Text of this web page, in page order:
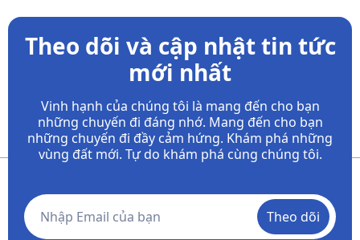
Theo dõi và cập nhật tin tức
mới nhất
Vinh hạnh của chúng tôi là mang đến cho bạn
những chuyến đi đáng nhớ. Mang đến cho bạn
những chuyến đi đầy cảm hứng. Khám phá những
vùng đất mới. Tự do khám phá cùng chúng tôi.
Theo dõi